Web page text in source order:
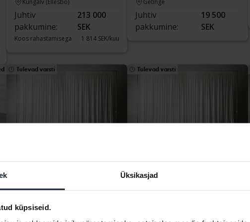
Üksikasjad
küpsiseid.
Kungälv (Ellesbo)
Juhtiv
pakkumine:
213 000
SEK
Koos rahastamisega 1 814 SEK/kuu
Getinge
Juhtiv
pakkumine:
19 500
SEK
Tulevad varsti
Åkersberga (Runö)
Tulevad varsti
Volkswagen Passat